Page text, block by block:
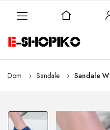
Dom Sandale Sandale